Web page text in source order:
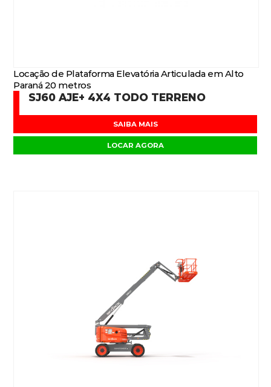
Locação de Plataforma Elevatória Articulada em Alto
Paraná 20 metros
SJ60 AJE+ 4X4 TODO TERRENO
SAIBA MAIS
LOCAR AGORA